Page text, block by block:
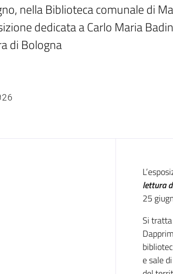
nella Biblioteca comunale di
dedicata a Carlo Maria
di Bologna
lettura
25
Si
e sale